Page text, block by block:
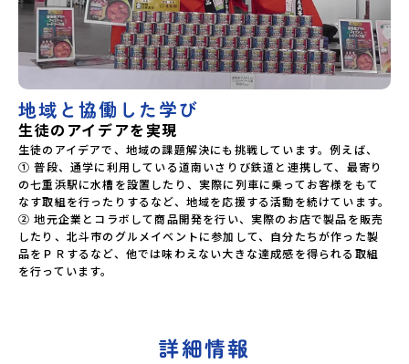
地域と協働した学び
生徒のアイデアを実現
生徒のアイデアで、地域の課題解決にも挑戦しています。例えば、
① 普段、通学に利用している道南いさりび鉄道と連携して、最寄り
の七重浜駅に水槽を設置したり、実際に列車に乗ってお客様をもて
なす取組を行ったりするなど、地域を応援する活動を続けています。
② 地元企業とコラボして商品開発を行い、実際のお店で製品を販売
したり、北斗市のグルメイベントに参加して、自分たちが作った製
品をＰＲするなど、他では味わえない大きな達成感を得られる取組
を行っています。
詳細情報